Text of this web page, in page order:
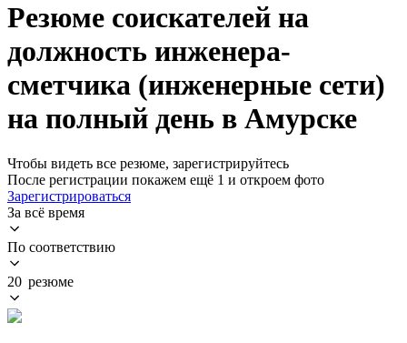
Резюме соискателей на
должность инженера-
сметчика (инженерные сети)
на полный день в Амурске
Чтобы видеть все резюме, зарегистрируйтесь
После регистрации покажем ещё 1 и откроем фото
Зарегистрироваться
За всё время
По соответствию
20 резюме